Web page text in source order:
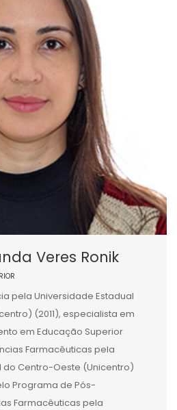
Veres Ronik
pela Universidade Estadual
(2011), especialista em
em Educação Superior
Farmacêuticas pela
do Centro-Oeste (Unicentro)
Programa de Pós-
Farmacêuticas pela